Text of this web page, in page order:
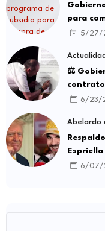
para
5/27/
Actualidad
⚖️
6/23/
Abelardo
6/07/